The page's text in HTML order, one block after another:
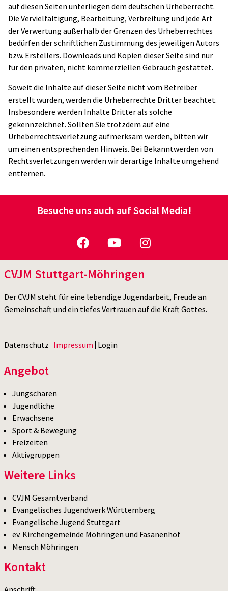
auf diesen Seiten unterliegen dem deutschen Urheberrecht.
Die Vervielfältigung, Bearbeitung, Verbreitung und jede Art
der Verwertung außerhalb der Grenzen des Urheberrechtes
bedürfen der schriftlichen Zustimmung des jeweiligen Autors
bzw. Erstellers. Downloads und Kopien dieser Seite sind nur
für den privaten, nicht kommerziellen Gebrauch gestattet.
Soweit die Inhalte auf dieser Seite nicht vom Betreiber
erstellt wurden, werden die Urheberrechte Dritter beachtet.
Insbesondere werden Inhalte Dritter als solche
gekennzeichnet. Sollten Sie trotzdem auf eine
Urheberrechtsverletzung aufmerksam werden, bitten wir
um einen entsprechenden Hinweis. Bei Bekanntwerden von
Rechtsverletzungen werden wir derartige Inhalte umgehend
entfernen.
Besuche uns auch auf Social Media!
CVJM Stuttgart-Möhringen
Der CVJM steht für eine lebendige Jugendarbeit, Freude an
Gemeinschaft und ein tiefes Vertrauen auf die Kraft Gottes.
Datenschutz Impressum Login
Angebot
Jungscharen
Jugendliche
Erwachsene
Sport & Bewegung
Freizeiten
Aktivgruppen
Weitere Links
CVJM Gesamtverband
Evangelisches Jugendwerk Württemberg
Evangelische Jugend Stuttgart
ev. Kirchengemeinde Möhringen und Fasanenhof
Mensch Möhringen
Kontakt